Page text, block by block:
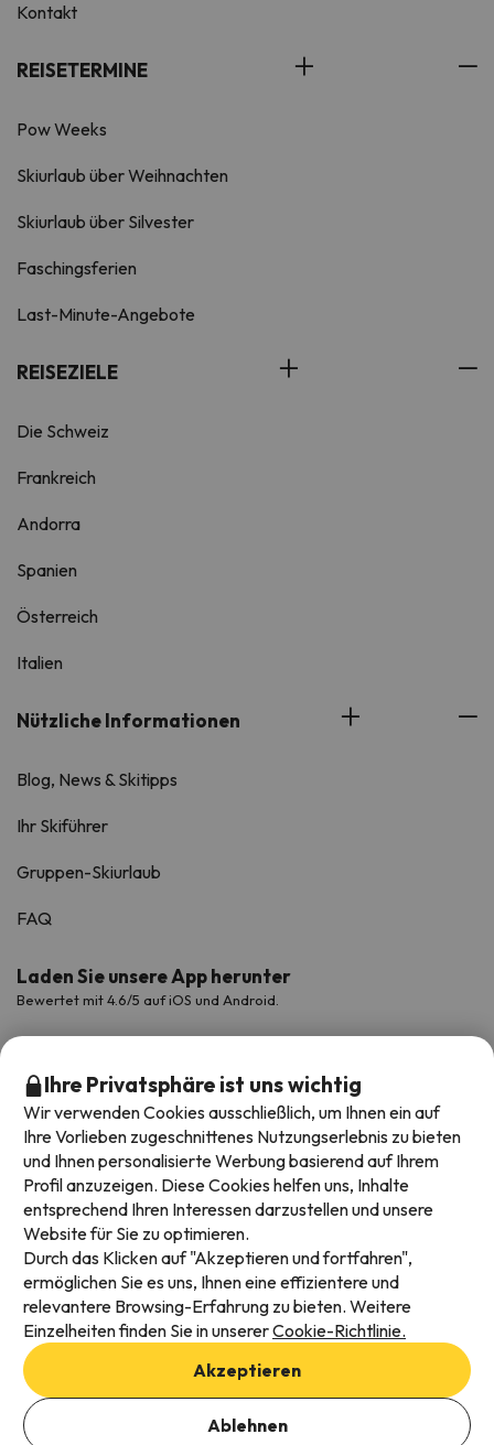
Daten hinzufügen, um Verfügbarkeit zu prüfen
Kontakt
REISETERMINE
Pow Weeks
Skiurlaub über Weihnachten
Skiurlaub über Silvester
Faschingsferien
Last-Minute-Angebote
REISEZIELE
Die Schweiz
Frankreich
Andorra
Spanien
Österreich
Italien
Nützliche Informationen
Blog, News & Skitipps
Ihr Skiführer
Gruppen-Skiurlaub
FAQ
Laden Sie unsere App herunter
Bewertet mit 4.6/5 auf iOS und Android.
Verfügbare Zahlungsarten
Impressum und AGBs
Datenschutz
Cookies Richtlinien
Ihre Privatsphäre ist uns wichtig
Wir verwenden Cookies ausschließlich, um Ihnen ein auf
Ihre Vorlieben zugeschnittenes Nutzungserlebnis zu bieten
und Ihnen personalisierte Werbung basierend auf Ihrem
Profil anzuzeigen. Diese Cookies helfen uns, Inhalte
entsprechend Ihren Interessen darzustellen und unsere
Website für Sie zu optimieren.
Durch das Klicken auf "Akzeptieren und fortfahren",
ermöglichen Sie es uns, Ihnen eine effizientere und
relevantere Browsing-Erfahrung zu bieten. Weitere
Einzelheiten finden Sie in unsererCookie-Richtlinie.
Akzeptieren
Ablehnen